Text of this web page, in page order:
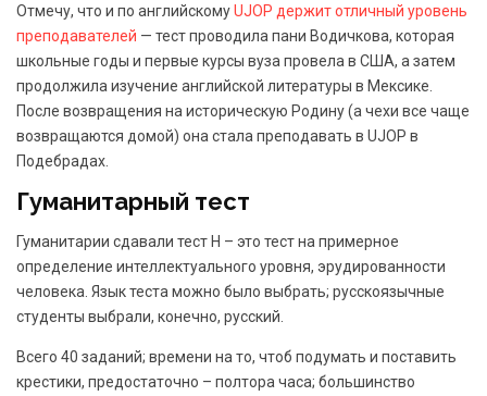
Отмечу, что и по английскомуUJOP держит отличный уровень
преподавателей — тест проводила пани Водичкова, которая
школьные годы и первые курсы вуза провела в США, а затем
продолжила изучение английской литературы в Мексике.
После возвращения на историческую Родину (а чехи все чаще
возвращаются домой) она стала преподавать в UJOP в
Подебрадах.
Гуманитарный тест
Гуманитарии сдавали тест H – это тест на примерное
определение интеллектуального уровня, эрудированности
человека. Язык теста можно было выбрать; русскоязычные
студенты выбрали, конечно, русский.
Всего 40 заданий; времени на то, чтоб подумать и поставить
крестики, предостаточно – полтора часа; большинство